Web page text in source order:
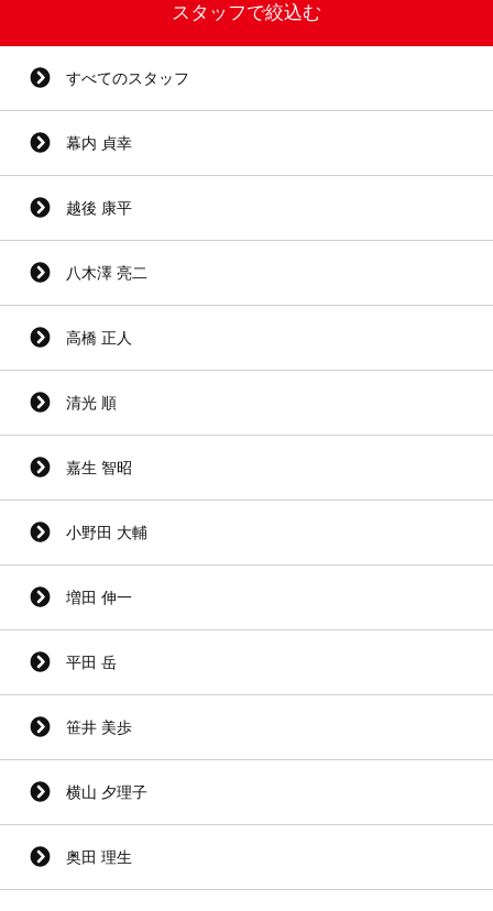
スタッフで絞込む
すべてのスタッフ
幕内 貞幸
越後 康平
八木澤 亮二
高橋 正人
清光 順
嘉生 智昭
小野田 大輔
増田 伸一
平田 岳
笹井 美歩
横山 夕理子
奥田 理生